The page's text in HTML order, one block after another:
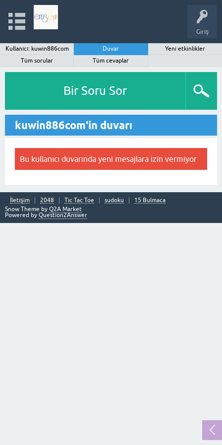
Giriş
Kullanıcı: kuwin886com Duvar
Yeni etkinlikler
Tüm sorular
Tüm cevaplar
Bir Soru Sor
kuwin886com'in duvarı
Bu kullanıcı duvarında yeni mesajlara izin vermiyor
İletişim 2048 Tic Tac Toe sudoku
15 Bulmaca
Snow Theme by Q2A Market
Powered by Question2Answer